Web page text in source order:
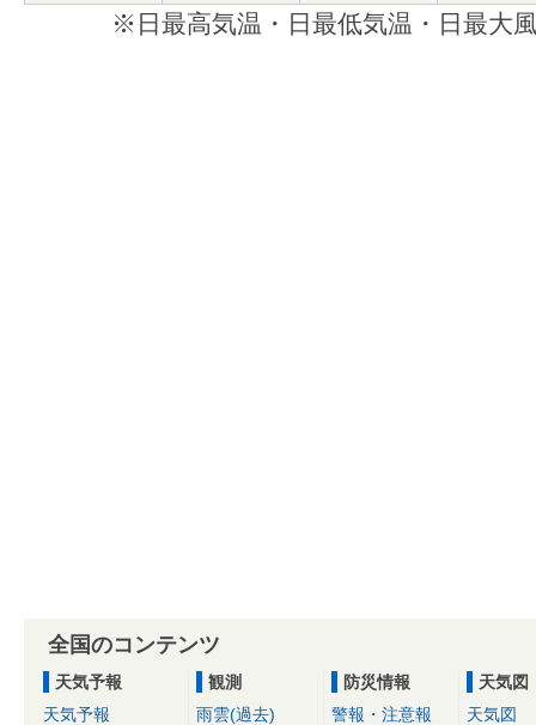
※日最高気温・日最低気温・日最大
全国のコンテンツ
天気予報
天気予報
観測
雨雲(過去)
防災情報
警報・注意報
天気図
天気図